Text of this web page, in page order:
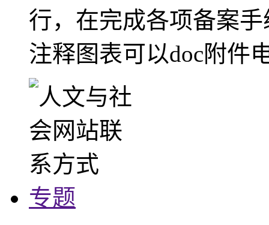
行，在完成各项备案
注释图表可以doc附件
专题